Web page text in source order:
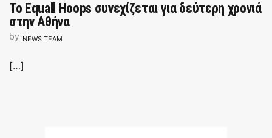
Το Equall Hoops συνεχίζεται για δεύτερη χρονιά
στην Αθήνα
by NEWS TEAM
[…]